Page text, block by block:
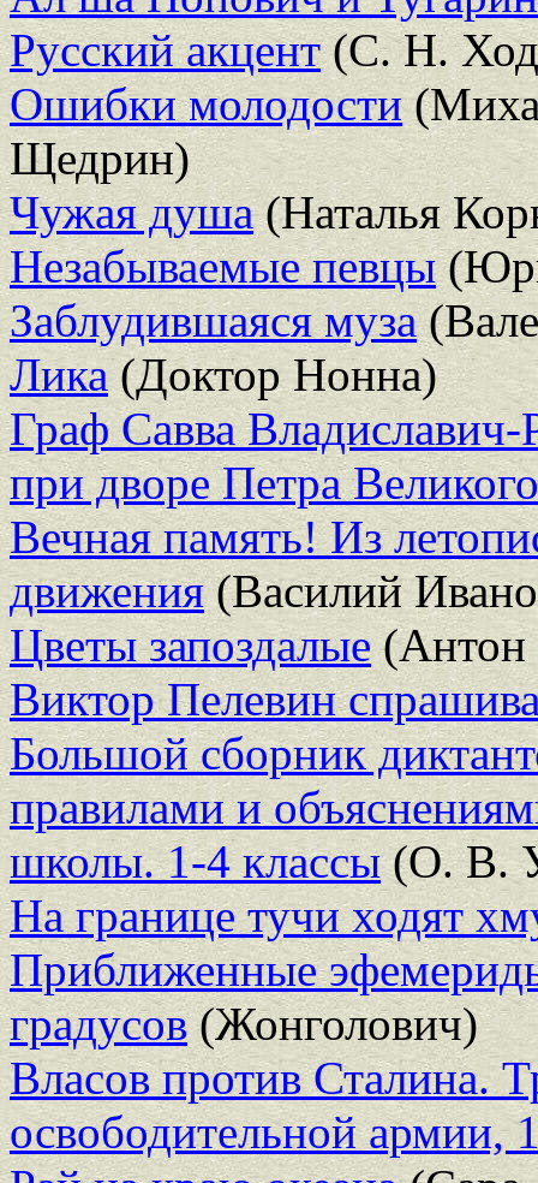
Русский акцент(С. Н.
Ошибки молодости
Щедрин)
Чужая душа(Наталья
Незабываемые певцы
Заблудившаяся муза
Лика(Доктор Нонна)
Граф Савва
при дворе Петра
Вечная память! Из
движения(Василий
Цветы запоздалые(Антон
Виктор Пелевин
Большой сборник
правилами и
школы. 1-4 классы(О. В.
На границе тучи ходят
Приближенные
градусов(Жонголович)
Власов против Сталина.
освободительной армии,